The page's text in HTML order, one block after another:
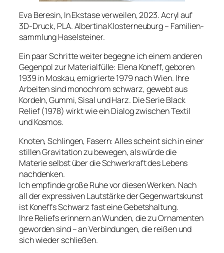
Eva Beresin, In Ekstase verweilen, 2023. Acryl auf
3D-Druck, PLA. Albertina Klosterneuburg – Familien­
sammlung Haselsteiner.
Ein paar Schritte weiter begegne ich einem anderen
Gegenpol zur Materialfülle: Elena Koneff, geboren
1939 in Moskau, emigrierte 1979 nach Wien. Ihre
Arbeiten sind monochrom schwarz, gewebt aus
Kordeln, Gummi, Sisal und Harz. Die SerieBlack
Relief(1978) wirkt wie ein Dialog zwischen Textil
und Kosmos.
Knoten, Schlingen, Fasern: Alles scheint sich in einer
stillen Gravitation zu bewegen, als würde die
Materie selbst über die Schwerkraft des Lebens
nachdenken.
Ich empfinde große Ruhe vor diesen Werken. Nach
all der expressiven Lautstärke der Gegenwartskunst
ist Koneffs Schwarz fast eine Gebetshaltung.
Ihre Reliefs erinnern an Wunden, die zu Ornamenten
geworden sind – an Verbindungen, die reißen und
sich wieder schließen.